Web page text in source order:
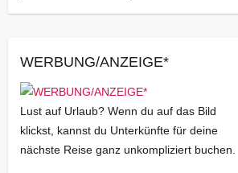
WERBUNG/ANZEIGE*
Lust auf Urlaub? Wenn du auf das Bild
klickst, kannst du Unterkünfte für deine
nächste Reise ganz unkompliziert buchen.